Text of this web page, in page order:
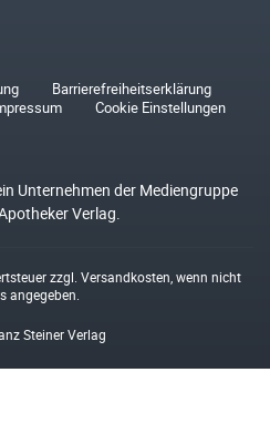
Barrierefreiheitserklärung
Cookie Einstellungen
Unternehmen der Mediengruppe
Verlag.
zzgl. Versandkosten , wenn nicht
angegeben.
Steiner Verlag